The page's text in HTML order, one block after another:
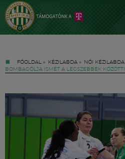
FŐOLDAL » KÉZILABDA » NŐI KÉZILABDA
BOMBAGÓLJA ISMÉT A LEGSZEBBEK KÖZÖTT!